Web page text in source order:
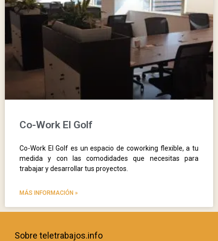
Co-Work El Golf
Co-Work El Golf es un espacio de coworking flexible, a tu
medida y con las comodidades que necesitas para
trabajar y desarrollar tus proyectos.
MÁS INFORMACIÓN »
Sobre teletrabajos.info